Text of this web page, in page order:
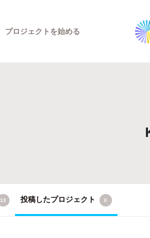
プロジェクトを始める
13 投稿したプロジェクト 0